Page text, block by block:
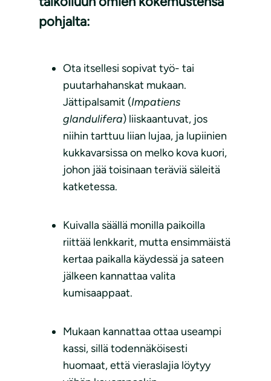
pohjalta:
Ota itsellesi sopivat työ- tai
puutarhahanskat mukaan.
Jättipalsamit (Impatiens
glandulifera) liiskaantuvat, jos
niihin tarttuu liian lujaa, ja lupiinien
kukkavarsissa on melko kova kuori,
johon jää toisinaan teräviä säleitä
katketessa.
Kuivalla säällä monilla paikoilla
riittää lenkkarit, mutta ensimmäistä
kertaa paikalla käydessä ja sateen
jälkeen kannattaa valita
kumisaappaat.
Mukaan kannattaa ottaa useampi
kassi, sillä todennäköisesti
huomaat, että vieraslajia löytyy